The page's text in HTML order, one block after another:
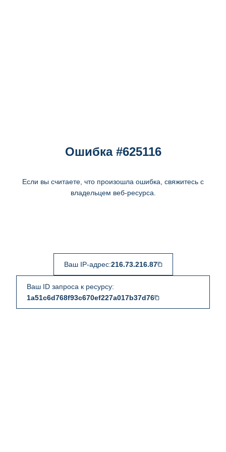
Ошибка #625116
Если вы считаете, что произошла ошибка, свяжитесь с
владельцем веб-ресурса.
Ваш IP-адрес:216.73.216.87
Ваш ID запроса к ресурсу:
1a51c6d768f93c670ef227a017b37d76